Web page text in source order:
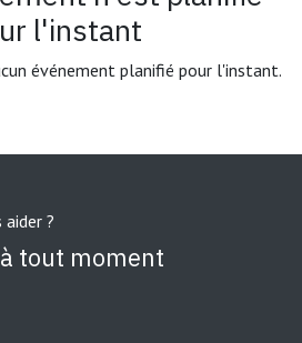
l'instant
événement planifié pour l'instant.
?
tout moment